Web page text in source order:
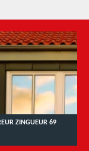
ZINGUEUR 69